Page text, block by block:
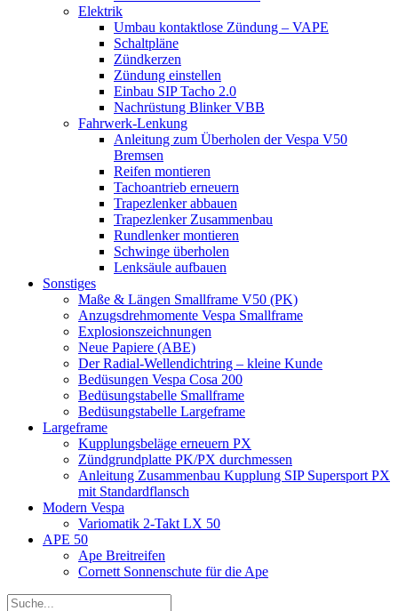
Elektrik
Umbau kontaktlose Zündung – VAPE
Schaltpläne
Zündkerzen
Zündung einstellen
Einbau SIP Tacho 2.0
Nachrüstung Blinker VBB
Fahrwerk-Lenkung
Anleitung zum Überholen der Vespa V50
Bremsen
Reifen montieren
Tachoantrieb erneuern
Trapezlenker abbauen
Trapezlenker Zusammenbau
Rundlenker montieren
Schwinge überholen
Lenksäule aufbauen
Sonstiges
Maße & Längen Smallframe V50 (PK)
Anzugsdrehmomente Vespa Smallframe
Explosionszeichnungen
Neue Papiere (ABE)
Der Radial-Wellendichtring – kleine Kunde
Bedüsungen Vespa Cosa 200
Bedüsungstabelle Smallframe
Bedüsungstabelle Largeframe
Largeframe
Kupplungsbeläge erneuern PX
Zündgrundplatte PK/PX durchmessen
Anleitung Zusammenbau Kupplung SIP Supersport PX
mit Standardflansch
Modern Vespa
Variomatik 2-Takt LX 50
APE 50
Ape Breitreifen
Cornett Sonnenschute für die Ape